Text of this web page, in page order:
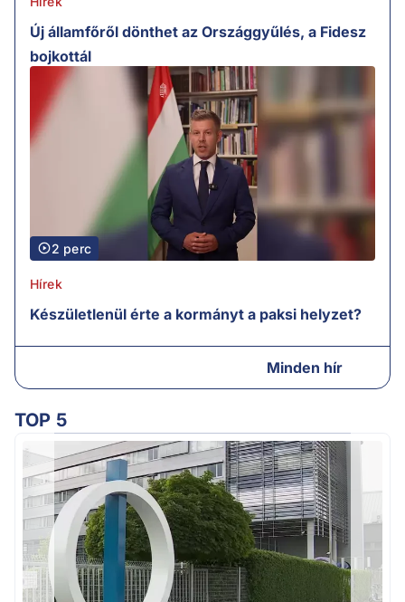
Új államfőről dönthet az Országgyűlés, a Fidesz
bojkottál
2 perc
Hírek
Készületlenül érte a kormányt a paksi helyzet?
Minden hír
TOP 5